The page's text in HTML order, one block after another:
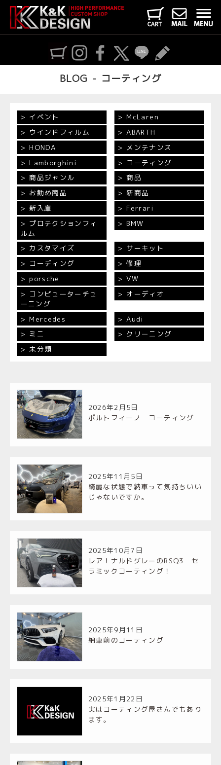
BLOG - コーティング
イベント
McLaren
ウインドフィルム
ABARTH
HONDA
メンテナンス
Lamborghini
コーティング
商品ジャンル
商品
お勧め商品
新商品
新入庫
Ferrari
プロテクションフィ
ルム
BMW
カスタマイズ
サーキット
コーディング
修理
porsche
VW
コンピューターチュ
ーニング
オーディオ
Mercedes
Audi
ミニ
クリーニング
未分類
2026年2月5日
ポルトフィーノ コーティング
2025年11月5日
綺麗な状態で納車って気持ちいい
じゃないですか。
2025年10月7日
レア！ナルドグレーのRSQ3 セ
ラミックコーティング！
2025年9月11日
納車前のコーティング
2025年1月22日
実はコーティング屋さんでもあり
ます。